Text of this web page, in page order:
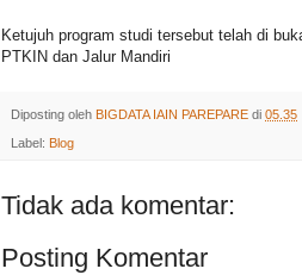
Ketujuh program studi tersebut telah di
PTKIN dan Jalur Mandiri
Diposting oleh BIGDATA IAIN PAREPARE di 05.35
Label: Blog
Tidak ada komentar:
Posting Komentar